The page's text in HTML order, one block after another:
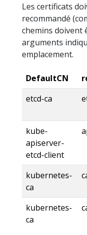
Les certificats
recommandé
chemins doivent
arguments
emplacement.
DefaultCN
etcd-ca
kube-
apiserver-
etcd-client
kubernetes-
ca
kubernetes-
ca